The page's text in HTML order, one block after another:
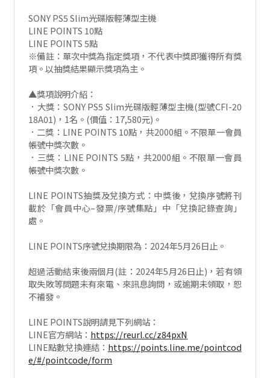
SONY PS5 Slim光碟版輕薄型主機
LINE POINTS 10點
LINE POINTS 5點
※備註：單次中獎為指定獎項，不代表中獎即獲得所有獎
項。以抽獎結果顯示獎項為主。
▲獎項說明介紹：
．大獎：SONY PS5 Slim光碟版輕薄型主機(型號CFI-20
18A01)，1名。(價值：17,580元)。
．二獎：LINE POINTS 10點，共2000組。不限單一會員
帳號中獎次數。
．三獎：LINE POINTS 5點，共2000組。不限單一會員
帳號中獎次數。
LINE POINTS抽獎及兌換方式：中獎後，兌換序號將刊
載於「會員中心–發票/序號集點」中「兌換記錄查詢」
處。
LINE POINTS序號兌換期限為：2024年5月26日止。
超過活動結束後兩個月(註：2024年5月26日止)，若有領
取失敗等問題未有來電、來訊息詢問，或逾期未領取，恕
不補發。
LINE POINTS說明請見下列網站：
LINE官方網站： https://reurl.cc/z84pxN
LINE點數兌換連結： https://points.line.me/pointcod
e/#/pointcode/form